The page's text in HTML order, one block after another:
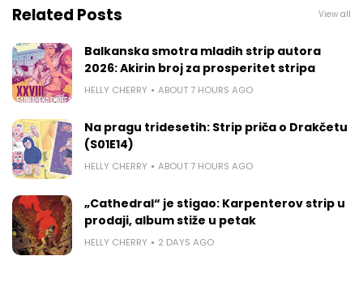
Related Posts View all
Balkanska smotra mladih strip autora
2026: Akirin broj za prosperitet stripa
HELLY CHERRY ABOUT 7 HOURS AGO
Na pragu tridesetih: Strip priča o Drakčetu
(S01E14)
HELLY CHERRY ABOUT 7 HOURS AGO
„Cathedral“ je stigao: Karpenterov strip u
prodaji, album stiže u petak
HELLY CHERRY 2 DAYS AGO